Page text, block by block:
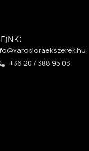
+36 20 / 388 95 03